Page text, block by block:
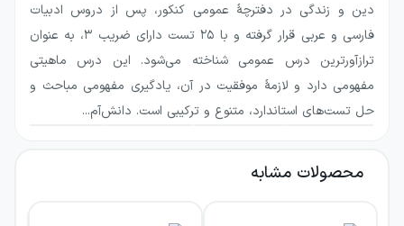
کتاب جیبی نمره باز دین و زندگی دهم خیلی
سبز برای چه آزمون یا هدفی مناسب است؟
این کتاب با تمرکز بر «سؤال‌های امتحانی» و ارائه
آزمون‌هایی در دو نوبت، برای آمادگی هدفمند در
درس طراحی شده است. هدف اصلی آن این است
دین و زندگی در دفترچهٔ عمومی کنکور، پس از دروس ادبیات
فارسی و عربی قرار گرفته و با ۲۵ تست دارای ضریب ۳، به عنوان
ترازآورترین درس عمومی شناخته می‌شود. این درس ماهیتی
مفهومی دارد و لازمهٔ موفقیت در آن، یادگیری مفهومی مباحث و
حل تست‌های استاندارد، متنوع و ترکیبی است. دانش‌آم...
محصولات مشابه